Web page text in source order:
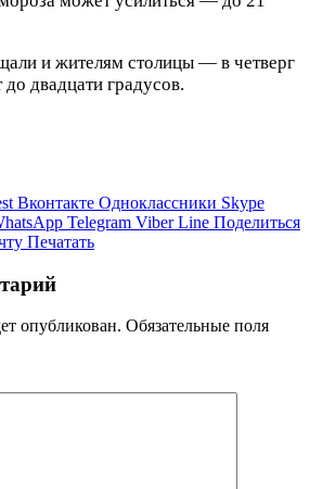
и жителям столицы — в четверг
двадцати градусов.
Вконтакте Одноклассники Skype
Telegram Viber Line Поделиться
Печатать
опубликован. Обязательные поля